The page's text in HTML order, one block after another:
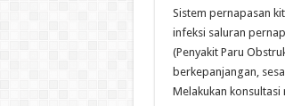
Sistem pernapasan
infeksi saluran
(Penyakit Paru
berkepanjangan,
Melakukan